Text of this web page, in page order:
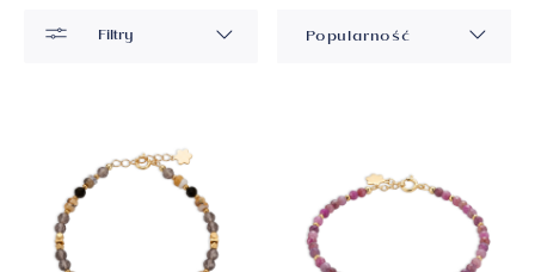
Filtry Popularność